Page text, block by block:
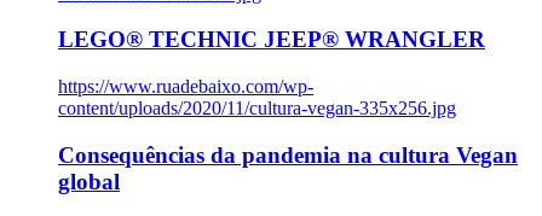
LEGO® TECHNIC JEEP® WRANGLER
https://www.ruadebaixo.com/wp-
content/uploads/2020/11/cultura-vegan-335x256.jpg
Consequências da pandemia na cultura Vegan
global